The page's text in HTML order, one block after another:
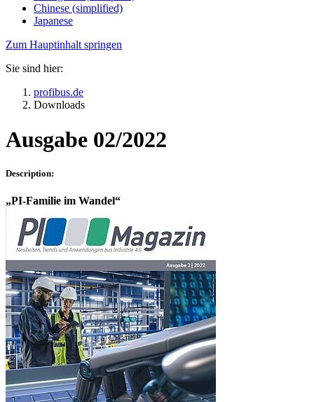
Chinese (simplified)
Japanese
Zum Hauptinhalt springen
Sie sind hier:
profibus.de
Downloads
Ausgabe 02/2022
Description:
„PI-Familie im Wandel“